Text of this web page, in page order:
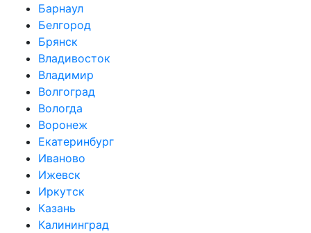
Барнаул
Белгород
Брянск
Владивосток
Владимир
Волгоград
Вологда
Воронеж
Екатеринбург
Иваново
Ижевск
Иркутск
Казань
Калининград